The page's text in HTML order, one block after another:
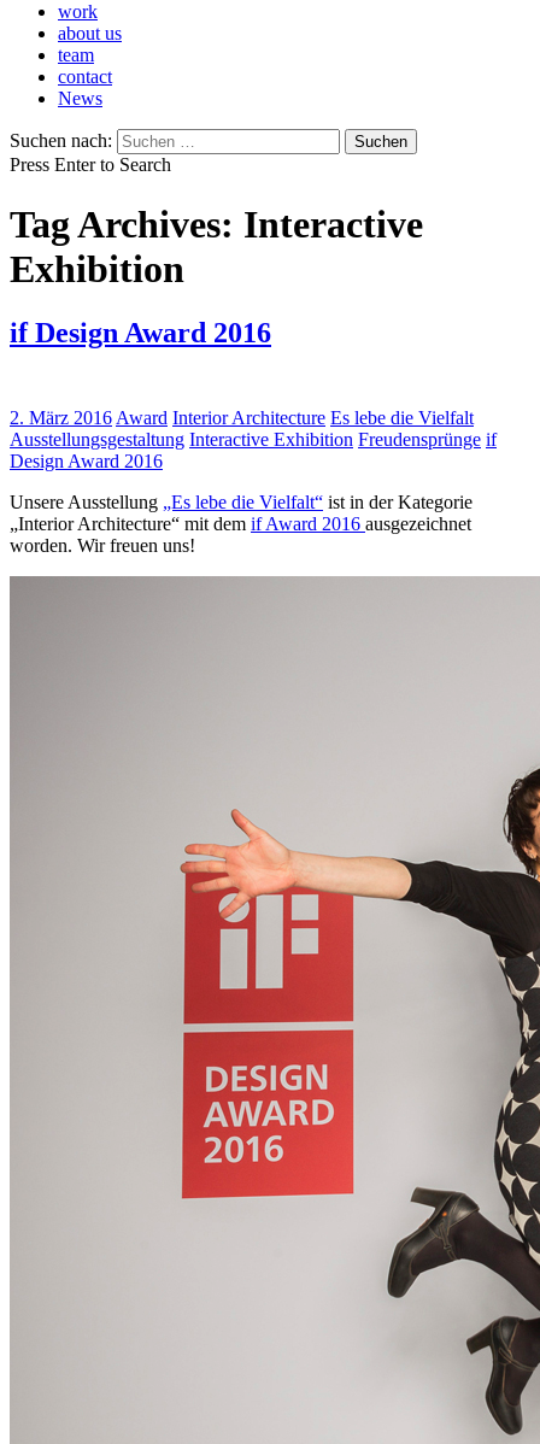
work
about us
team
contact
News
Suchen nach:
Press Enter to Search
Tag Archives: Interactive
Exhibition
if Design Award 2016
2. März 2016 Award Interior Architecture Es lebe die Vielfalt
Ausstellungsgestaltung Interactive Exhibition Freudensprünge if
Design Award 2016
Unsere Ausstellung „Es lebe die Vielfalt“ ist in der Kategorie
„Interior Architecture“ mit dem if Award 2016 ausgezeichnet
worden. Wir freuen uns!